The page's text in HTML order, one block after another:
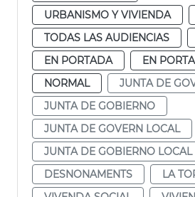
URBANISMO Y VIVIENDA
TODAS LAS AUDIENCIAS
EN PORTADA
EN
NORMAL
JUNTA DE
JUNTA DE GOBIERNO
JUNTA DE GOVERN LOCAL
JUNTA DE GOBIERNO LOCAL
DESNONAMENTS
LA